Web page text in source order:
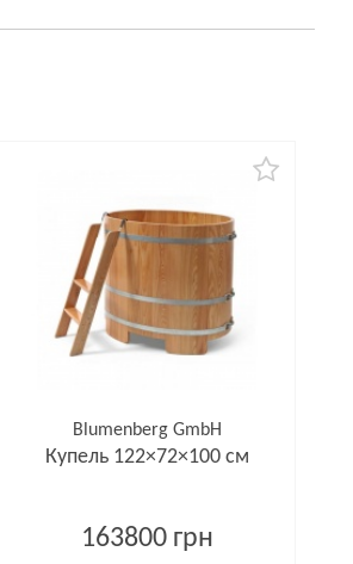
Blumenberg GmbH
Купель 122×72×100 см
163800 грн